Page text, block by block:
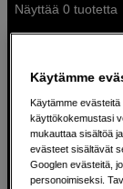
Näyttää 0 tuotetta
Ratkaisuja
1982
Käytämme
Käytämme
käyttökokemustasi
mukauttaa sisältöä
evästeet sisältävät
Googlen evästeitä,
personoimiseksi.